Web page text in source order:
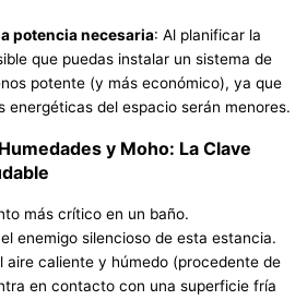
potencia necesaria: Al planificar la
que puedas instalar un sistema de
potente (y más económico), ya que
energéticas del espacio serán menores.
y Moho: La Clave
más crítico en un baño.
enemigo silencioso de esta estancia.
aire caliente y húmedo (procedente de
en contacto con una superficie fría